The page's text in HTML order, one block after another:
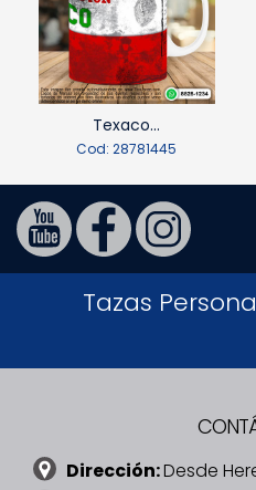
Texaco...
Cod: 28781445
Tazas
Dirección:Desde